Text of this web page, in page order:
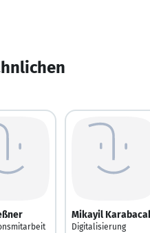
Mikayil
Digitalisierung